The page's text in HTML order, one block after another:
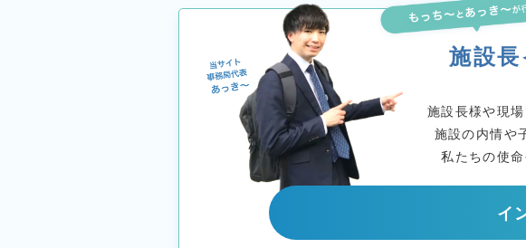
施設
施設長様や現場
施設の内情や
私たちの使
イ